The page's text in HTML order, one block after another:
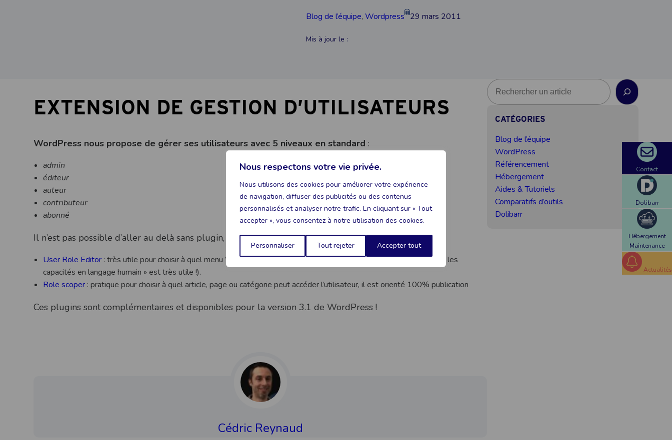
Nous respectons votre vie privée.
Nous utilisons des cookies pour améliorer votre expérience
de navigation, diffuser des publicités ou des contenus
personnalisés et analyser notre trafic. En cliquant sur « Tout
accepter », vous consentez à notre utilisation des cookies.
Personnaliser Tout rejeter Accepter tout
Blog de l’équipe, Wordpress 29 mars 2011
Mis à jour le :
EXTENSION DE GESTION D’UTILISATEURS
WordPress nous propose de gérer ses utilisateurs avec 5 niveaux en standard :
admin
éditeur
auteur
contributeur
abonné
Il n’est pas possible d’aller au delà sans plugin, voilà une sélection des 2 extensions :
User Role Editor : très utile pour choisir à quel menu WordPress peut accéder l’utilisateur (la case à cocher «Afficher les
capacités en langage humain » est très utile !).
Role scoper : pratique pour choisir à quel article, page ou catégorie peut accéder l’utilisateur, il est orienté 100% publication
Ces plugins sont complémentaires et disponibles pour la version 3.1 de WordPress !
Cédric Reynaud
R
e
CATÉGORIES
Blog de l’équipe
WordPress
Référencement
Hébergement
Aides & Tutoriels
Comparatifs d’outils
Dolibarr
Contact
Dolibarr
Hébergement
Maintenance
Actualités